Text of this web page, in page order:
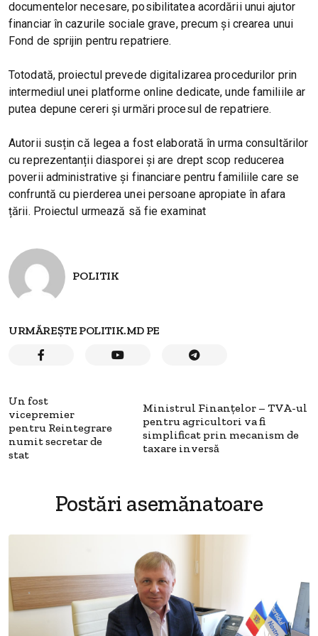
documentelor necesare, posibilitatea acordării unui ajutor
financiar în cazurile sociale grave, precum și crearea unui
Fond de sprijin pentru repatriere.
Totodată, proiectul prevede digitalizarea procedurilor prin
intermediul unei platforme online dedicate, unde familiile ar
putea depune cereri și urmări procesul de repatriere.
Autorii susțin că legea a fost elaborată în urma consultărilor
cu reprezentanții diasporei și are drept scop reducerea
poverii administrative și financiare pentru familiile care se
confruntă cu pierderea unei persoane apropiate în afara
țării. Proiectul urmează să fie examinat
POLITIK
URMĂREȘTE POLITIK.MD PE
Un fost
vicepremier
pentru Reintegrare
numit secretar de
stat
Ministrul Finanțelor – TVA-ul
pentru agricultori va fi
simplificat prin mecanism de
taxare inversă
Postări asemănatoare